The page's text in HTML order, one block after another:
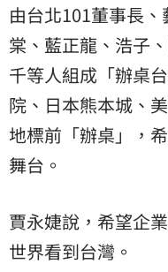
由台北101董事長
棠、藍正龍、浩子
千等人組成「辦桌
院、日本熊本城、
地標前「辦桌」，
舞台。
賈永婕說，希望企
世界看到台灣。